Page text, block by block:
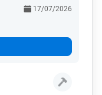
17/07/2026